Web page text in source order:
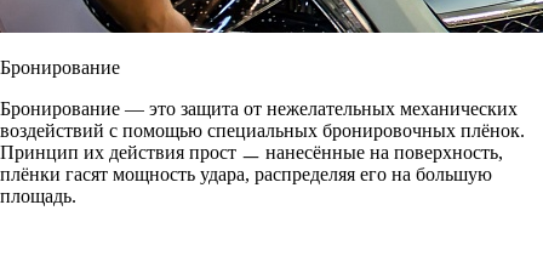
Бронирование
Бронирование ― это защита от нежелательных механических
воздействий с помощью специальных бронировочных плёнок.
Принцип их действия прост ㅡ нанесённые на поверхность,
плёнки гасят мощность удара, распределяя его на большую
площадь.